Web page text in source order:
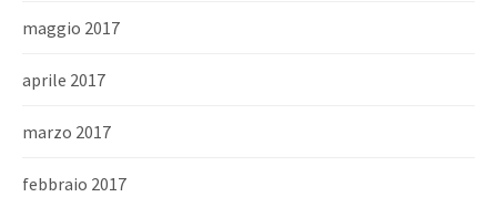
maggio 2017
aprile 2017
marzo 2017
febbraio 2017